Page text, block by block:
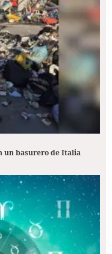
un basurero de Italia